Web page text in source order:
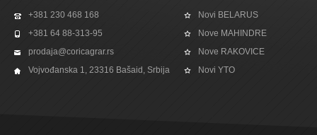
+381 230 468 168
+381 64 88-313-95
prodaja@coricagrar.rs
Vojvođanska 1, 23316 Bašaid, Srbija
Novi BELARUS
Nove MAHINDRE
Nove RAKOVICE
Novi YTO